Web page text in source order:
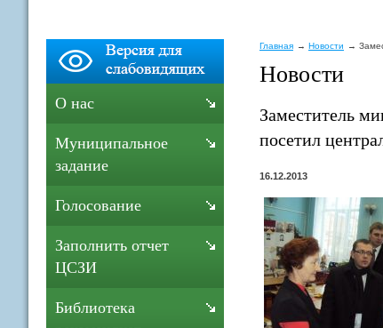
Главная Новости
Новости
Заместитель
посетил
16.12.2013
О нас
Муниципальное
задание
Голосование
Заполнить отчет
ЦСЗИ
Библиотека